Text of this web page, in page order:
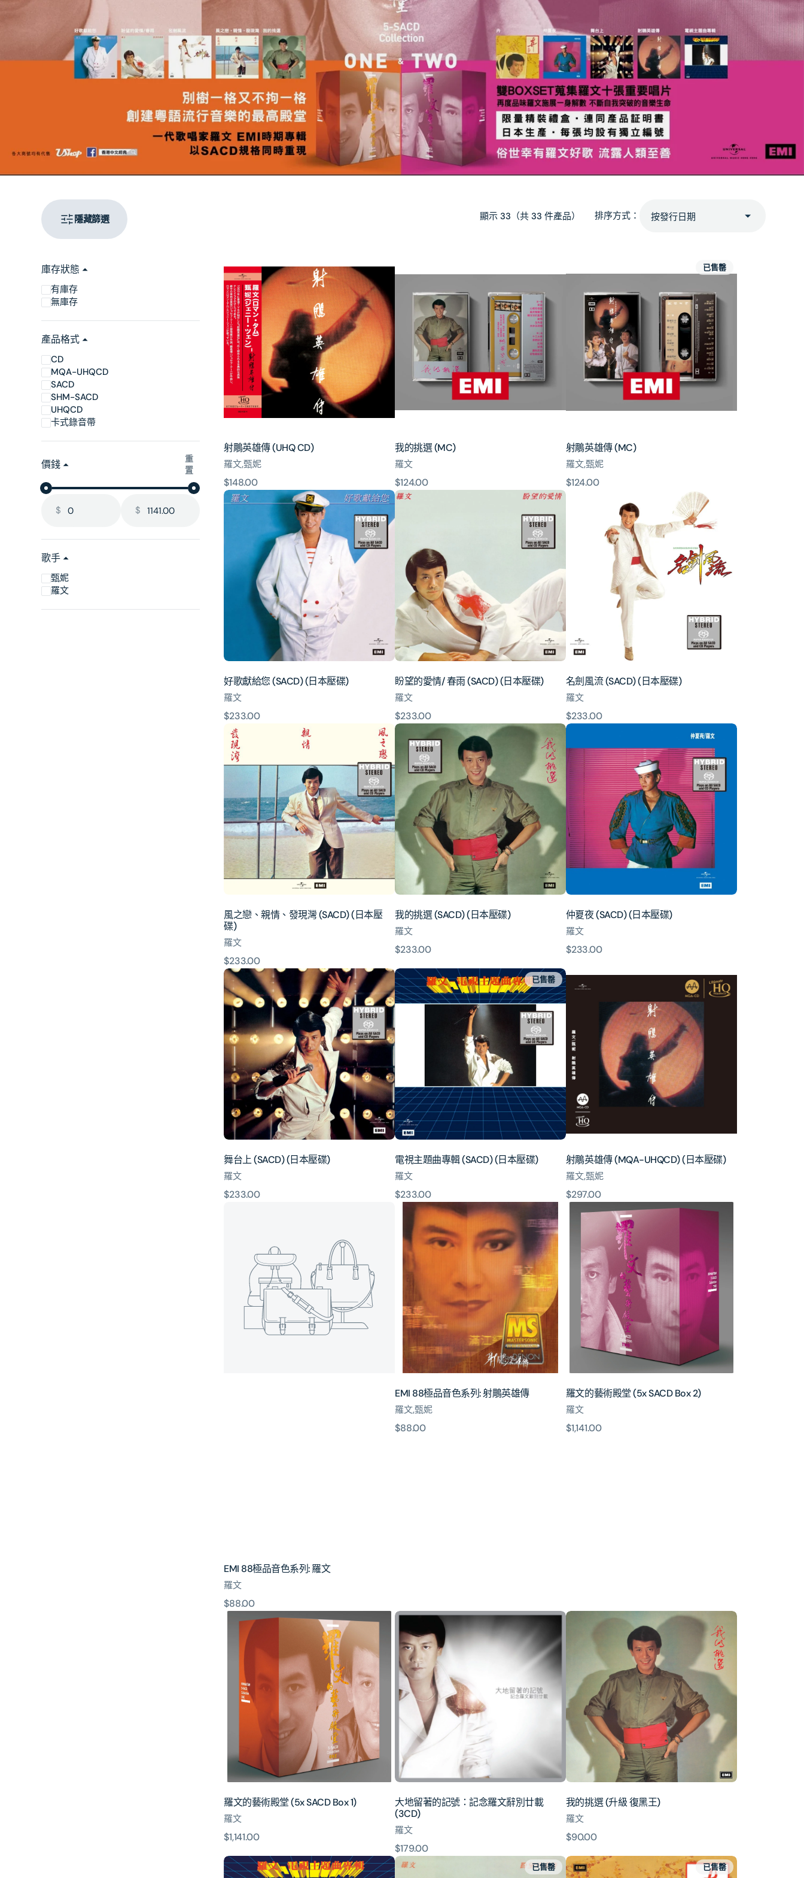
隱藏篩選 顯示 33（共 33 件產品） 排序方式：
庫存狀態
有庫存
無庫存
產品格式
CD
MQA-UHQCD
SACD
SHM-SACD
UHQCD
卡式錄音帶
價錢
重
置
$ $
歌手
甄妮
羅文
射
鵰
英
雄
傳
(UHQ
CD)
射鵰英雄傳 (UHQ CD)
羅文,甄妮
原
價
$148.00
我
的
(MC)
我的挑選 (MC)
羅文
原
價
$124.00
鵰
(MC)
已售罄
射鵰英雄傳 (MC)
羅文,甄妮
原
價
$124.00
好
(SACD)
好歌獻給您 (SACD) (日本壓碟)
羅文
原
價
$233.00
盼
情/
(SACD)
(日
本
壓
碟)
盼望的愛情/ 春雨 (SACD) (日本壓碟)
羅文
原
價
$233.00
名
(日
碟)
名劍風流 (SACD) (日本壓碟)
羅文
原
價
$233.00
風
之
戀、
發
現
灣
(SACD)
(日
本
碟)
風之戀、親情、發現灣 (SACD) (日本壓
碟)
羅文
原
價
$233.00
我
(SACD)
(日
本
壓
碟)
我的挑選 (SACD) (日本壓碟)
羅文
原
$233.00
仲
夏
夜
(SACD)
(日
本
壓
碟)
仲夏夜 (SACD) (日本壓碟)
羅文
原
$233.00
舞
台
上
(SACD)
(日
本
壓
碟)
舞台上 (SACD) (日本壓碟)
羅文
原
$233.00
電
視
主
題
曲
專
輯
(SACD)
(日
本
壓
碟)
已售罄
電視主題曲專輯 (SACD) (日本壓碟)
羅文
原
$233.00
射
鵰
英
傳
(MQA-
UHQCD)
(日
本
壓
碟)
射鵰英雄傳 (MQA-UHQCD) (日本壓碟)
羅文,甄妮
原
$297.00
EMI 88極品音色系列: 羅文
羅文
原
$88.00
極
品
音
列:
鵰
雄
傳
EMI 88極品音色系列: 射鵰英雄傳
羅文,甄妮
原
$88.00
(5x
SACD
Box
羅文的藝術殿堂 (5x SACD Box 2)
羅文
原
$1,141.00
Box
羅文的藝術殿堂 (5x SACD Box 1)
羅文
原
$1,141.00
大
地
留
著
的
記
號：
記
羅
文
辭
別
廿
載
(3CD)
大地留著的記號：記念羅文辭別廿載
(3CD)
羅文
原
價
$179.00
我
級
復
黑
王)
我的挑選 (升級 復黑王)
羅文
原
$90.00
電
盼
已售罄
卉
已售罄